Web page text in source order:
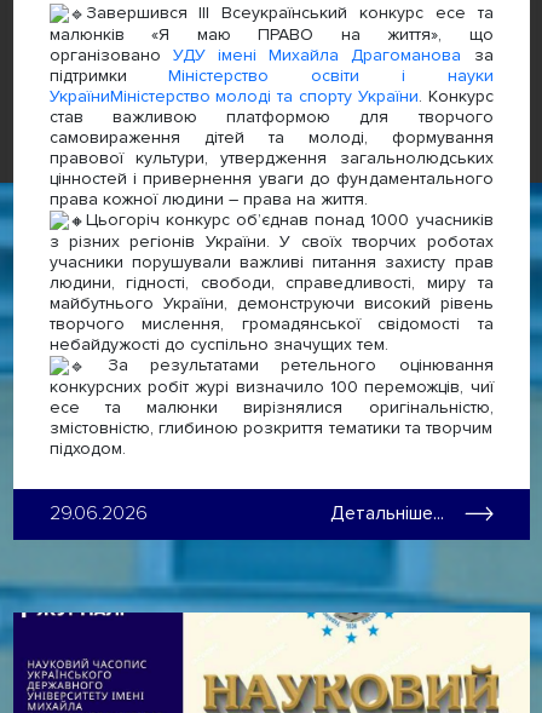
Завершився ІІІ Всеукраїнський конкурс есе та
малюнків «Я маю ПРАВО на життя», що
організовано УДУ імені Михайла Драгоманова за
підтримкиМіністерство освіти і науки
УкраїниМіністерство молоді та спорту України. Конкурс
став важливою платформою для творчого
самовираження дітей та молоді, формування
правової культури, утвердження загальнолюдських
цінностей і привернення уваги до фундаментального
права кожної людини – права на життя.
Цьогоріч конкурс об’єднав понад 1000 учасників
з різних регіонів України. У своїх творчих роботах
учасники порушували важливі питання захисту прав
людини, гідності, свободи, справедливості, миру та
майбутнього України, демонструючи високий рівень
творчого мислення, громадянської свідомості та
небайдужості до суспільно значущих тем.
За результатами ретельного оцінювання
конкурсних робіт журі визначило 100 переможців, чиї
есе та малюнки вирізнялися оригінальністю,
змістовністю, глибиною розкриття тематики та творчим
підходом.
29.06.2026 Детальніше...